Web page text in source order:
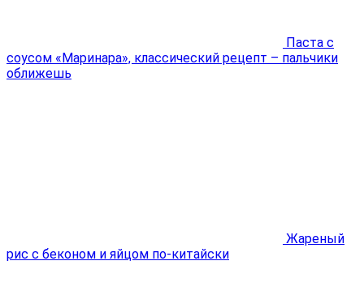
Паста с
соусом «Маринара», классический рецепт – пальчики
оближешь
Жареный
рис с беконом и яйцом по-китайски